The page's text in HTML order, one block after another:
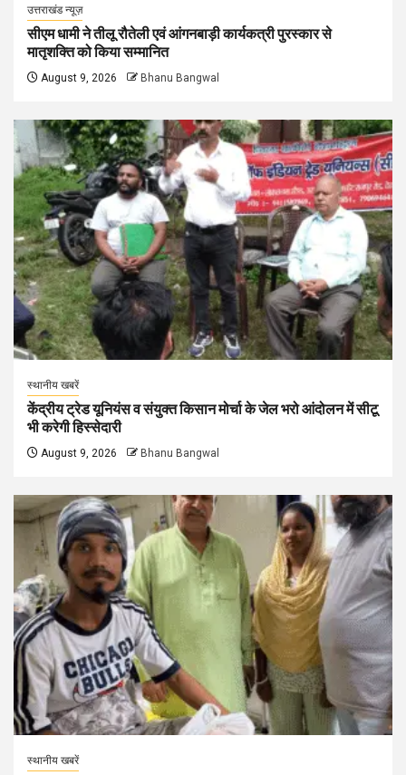
उत्तराखंड न्यूज़
सीएम धामी ने तीलू रौतेली एवं आंगनबाड़ी कार्यकत्री पुरस्कार से
मातृशक्ति को किया सम्मानित
August 9, 2026 Bhanu Bangwal
स्थानीय खबरें
केंद्रीय ट्रेड यूनियंस व संयुक्त किसान मोर्चा के जेल भरो आंदोलन में सीटू
भी करेगी हिस्सेदारी
August 9, 2026 Bhanu Bangwal
स्थानीय खबरें